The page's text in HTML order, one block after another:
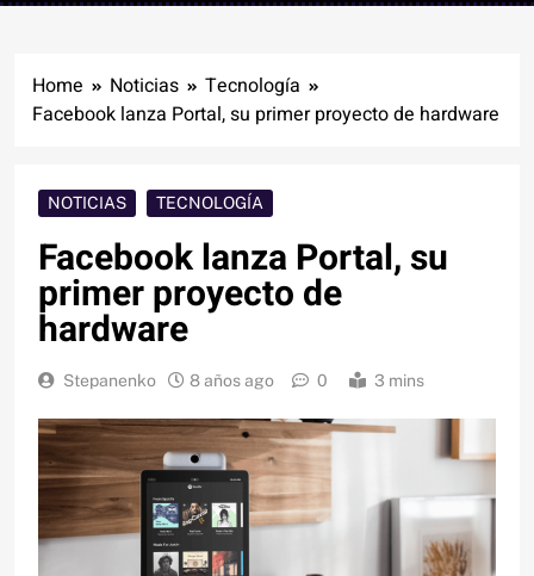
Home Noticias
Tecnología
Facebook lanza Portal, su primer proyecto de hardware
NOTICIAS TECNOLOGÍA
Facebook lanza Portal, su
primer proyecto de
hardware
Stepanenko 8 años ago 0 3 mins